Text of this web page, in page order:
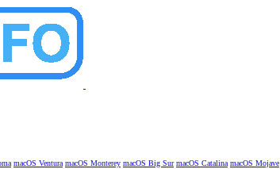
macOS Ventura macOS Monterey macOS Big Sur macOS Catalina macOS Mojave